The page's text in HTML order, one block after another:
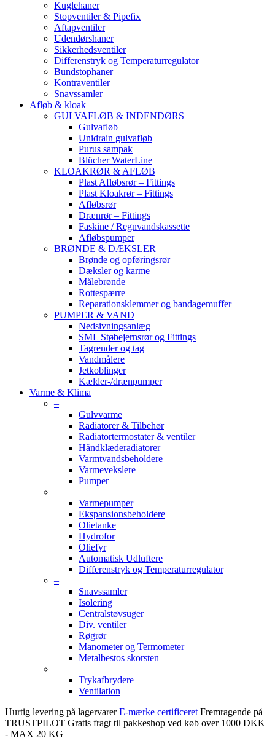
Kuglehaner
Stopventiler & Pipefix
Aftapventiler
Udendørshaner
Sikkerhedsventiler
Differenstryk og Temperaturregulator
Bundstophaner
Kontraventiler
Snavssamler
Afløb & kloak
GULVAFLØB & INDENDØRS
Gulvafløb
Unidrain gulvafløb
Purus sampak
Blücher WaterLine
KLOAKRØR & AFLØB
Plast Afløbsrør – Fittings
Plast Kloakrør – Fittings
Afløbsrør
Drænrør – Fittings
Faskine / Regnvandskassette
Afløbspumper
BRØNDE & DÆKSLER
Brønde og opføringsrør
Dæksler og karme
Målebrønde
Rottespærre
Reparationsklemmer og bandagemuffer
PUMPER & VAND
Nedsivningsanlæg
SML Støbejernsrør og Fittings
Tagrender og tag
Vandmålere
Jetkoblinger
Kælder-/drænpumper
Varme & Klima
–
Gulvvarme
Radiatorer & Tilbehør
Radiatortermostater & ventiler
Håndklæderadiatorer
Varmtvandsbeholdere
Varmevekslere
Pumper
–
Varmepumper
Ekspansionsbeholdere
Olietanke
Hydrofor
Oliefyr
Automatisk Udluftere
Differenstryk og Temperaturregulator
–
Snavssamler
Isolering
Centralstøvsuger
Div. ventiler
Røgrør
Manometer og Termometer
Metalbestos skorsten
–
Trykafbrydere
Ventilation
Hurtig levering på lagervarer E-mærke certificeret Fremragende på
TRUSTPILOT Gratis fragt til pakkeshop ved køb over 1000 DKK
- MAX 20 KG